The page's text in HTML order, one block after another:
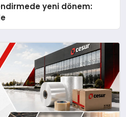
yeni dönem: